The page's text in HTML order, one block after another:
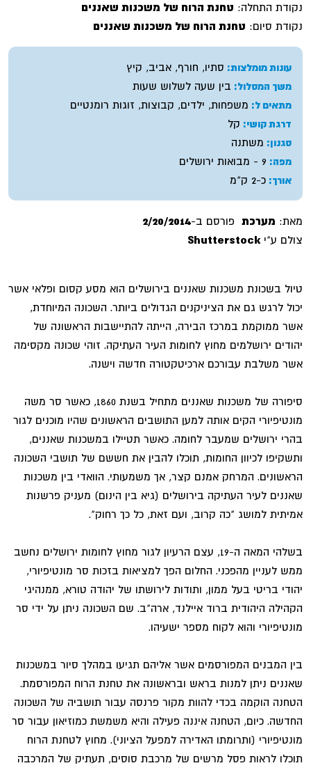
נקודת התחלה: טחנת הרוח של משכנות שאננים
נקודת סיום: טחנת הרוח של משכנות שאננים
עונות מומלצות: סתיו, חורף, אביב, קיץ
משך המסלול: בין שעה לשלוש שעות
מתאים ל: משפחות, ילדים, קבוצות, זוגות רומנטיים
דרגת קושי: קל
סגנון: משתנה
מפה: 9 - מבואות ירושלים
אורך: כ-2 ק"מ
מאת: מערכת פורסם ב-2/20/2014
צולם ע"יShutterstock
טיול בשכונת משכנות שאננים בירושלים הוא מסע קסום ופלאי אשר
יכול לרגש גם את הציניקנים הגדולים ביותר. השכונה המיוחדת,
אשר ממוקמת במרכז הבירה, הייתה להתיישבות הראשונה של
יהודים ירושלמים מחוץ לחומות העיר העתיקה. זוהי שכונה מקסימה
אשר משלבת עבורכם ארכיטקטורה חדשה וישנה.
סיפורה של משכנות שאננים מתחיל בשנת 1860, כאשר סר משה
מונטיפיורי הקים אותה למען התושבים הראשונים שהיו מוכנים לגור
בהרי ירושלים שמעבר לחומה. כאשר תטיילו במשכנות שאננים,
ותשקיפו לכיוון החומות, תוכלו להבין את חששם של תושבי השכונה
הראשונים. המרחק אמנם קצר, אך משמעותי. הוואדי בין משכנות
שאננים לעיר העתיקה בירושלים (גיא בין הינום) מעניק פרשנות
אמיתית למושג "כה קרוב, ועם זאת, כל כך רחוק".
בשלהי המאה ה-19, עצם הרעיון לגור מחוץ לחומות ירושלים נחשב
ממש לעניין מהפכני. החלום הפך למציאות בזכות סר מונטיפיורי,
יהודי בריטי בעל ממון, ותודות לירושתו של יהודה טורא, ממנהיגי
הקהילה היהודית ברוד איילנד, ארה"ב. שם השכונה ניתן על ידי סר
מונטיפיורי והוא לקוח מספר ישעיהו.
בין המבנים המפורסמים אשר אליהם תגיעו במהלך סיור במשכנות
שאננים ניתן למנות בראש ובראשונה את טחנת הרוח המפורסמת.
הטחנה הוקמה בכדי להוות מקור פרנסה עבור תושביה של השכונה
החדשה. כיום, הטחנה איננה פעילה והיא משמשת כמוזיאון עבור סר
מונטיפיורי (ותרומתו האדירה למפעל הציוני). מחוץ לטחנת הרוח
תוכלו לראות פסל מרשים של מרכבת סוסים, תעתיק של המרכבה